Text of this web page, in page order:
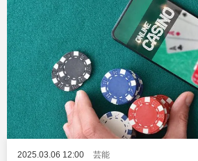
2025.03.06 12:00 芸能